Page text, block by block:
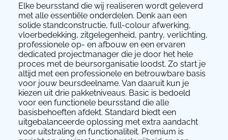
Elke beursstand die wij realiseren wordt geleverd
met alle essentiële onderdelen. Denk aan een
solide standconstructie, full-colour afwerking,
vloerbedekking, zitgelegenheid, pantry, verlichting,
professionele op- en afbouw en een ervaren
dedicated projectmanager die je door het hele
proces met de beursorganisatie loodst. Zo start je
altijd met een professionele en betrouwbare basis
voor jouw beursdeelname. Van daaruit kun je
kiezen uit drie pakketniveaus. Basic is bedoeld
voor een functionele beursstand die alle
basisbehoeften afdekt. Standard biedt een
uitgebalanceerde oplossing met extra aandacht
voor uitstraling en functionaliteit. Premium is